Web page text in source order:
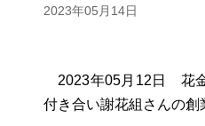
スタッフコラム
プライバシーポリシー
2023年05月14日
2023年05月12日 花
付き合い謝花組さんの創